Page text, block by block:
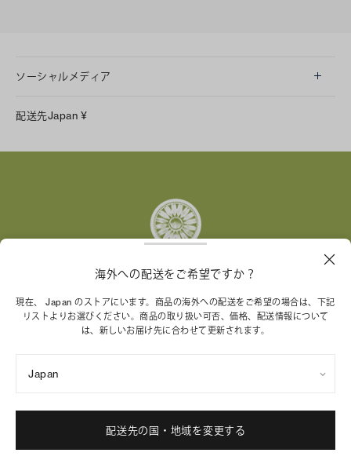
ソーシャルメディア
Facebook
配送先Japan ¥
トリー バーチ財団は、女性起業家が持続可能な企業を築
くことを支援しています。
サイトマップ
Cookie 設定
海外への配送をご希望ですか？
現在、 Japan のストアにいます。商品の海外への配送をご希望の場合は、下記
リストよりお選びください。商品の取り扱い可否、価格、配送情報について
は、新しいお届け先に合わせて更新されます。
Japan
配送先の国・地域を変更する